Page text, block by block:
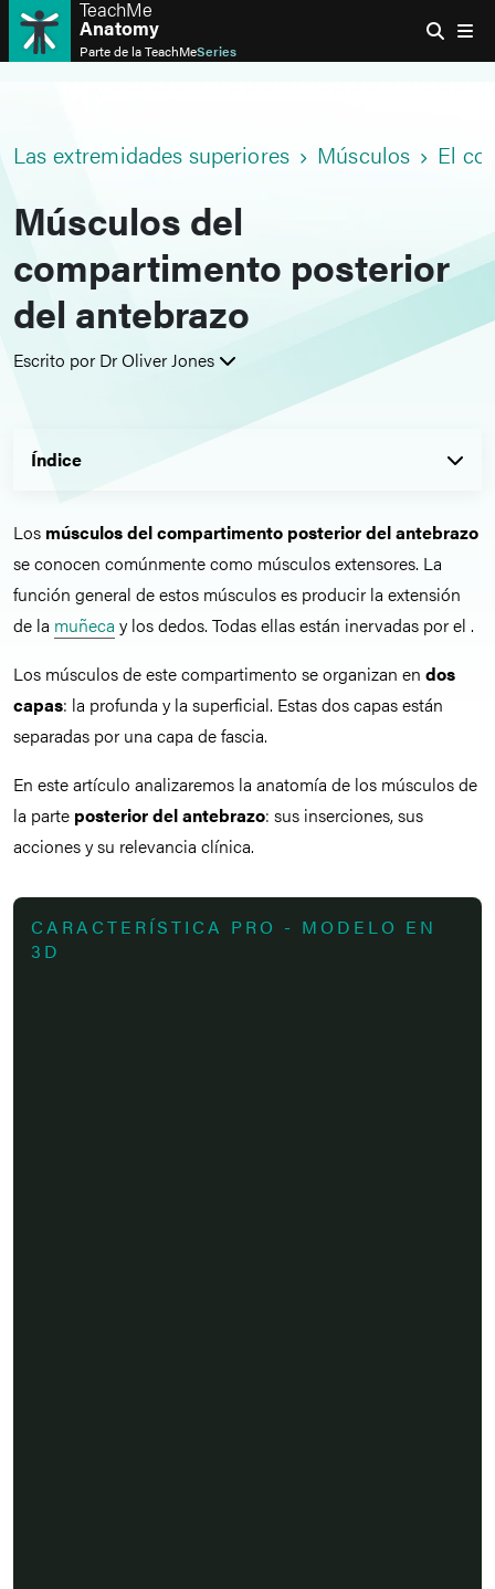
TeachMe
Anatomy
Parte de laTeachMeSeries
Las extremidades superiores Músculos El
Músculos del
compartimento posterior
del antebrazo
Escrito por Dr Oliver Jones
Índice
Los músculos del compartimento posterior del antebrazo
se conocen comúnmente como músculos extensores. La
función general de estos músculos es producir la extensión
de la muñeca y los dedos. Todas ellas están inervadas por el .
Los músculos de este compartimento se organizan en dos
capas: la profunda y la superficial. Estas dos capas están
separadas por una capa de fascia.
En este artículo analizaremos la anatomía de los músculos de
la parte posterior del antebrazo: sus inserciones, sus
acciones y su relevancia clínica.
CARACTERÍSTICA PRO - MODELO EN
3D